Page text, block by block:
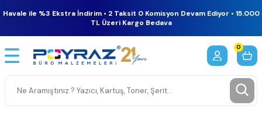
Havale ile %3 Ekstra İndirim • 2 Taksit 0 Komisyon Devam Ediyor • 15.000
TL Üzeri Kargo Bedava
0